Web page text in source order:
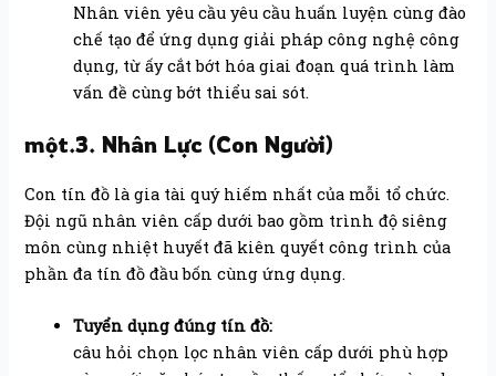
Nhân viên yêu cầu yêu cầu huấn luyện cùng đào
chế tạo để ứng dụng giải pháp công nghệ công
dụng, từ ấy cắt bớt hóa giai đoạn quá trình làm
vấn đề cùng bớt thiểu sai sót.
một.3. Nhân Lực (Con Người)
Con tín đồ là gia tài quý hiếm nhất của mỗi tổ chức.
Đội ngũ nhân viên cấp dưới bao gồm trình độ siêng
môn cùng nhiệt huyết đã kiên quyết công trình của
phần đa tín đồ đầu bốn cùng ứng dụng.
Tuyển dụng đúng tín đồ:
câu hỏi chọn lọc nhân viên cấp dưới phù hợp